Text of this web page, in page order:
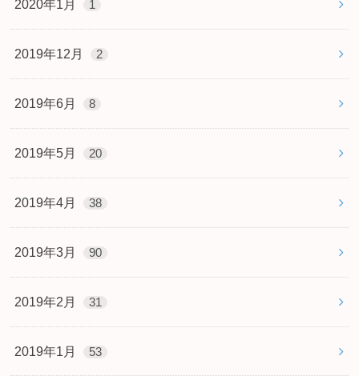
2020年1月 1
2019年12月 2
2019年6月 8
2019年5月 20
2019年4月 38
2019年3月 90
2019年2月 31
2019年1月 53